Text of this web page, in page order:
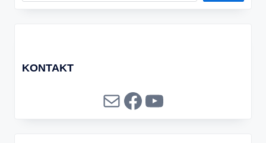
KONTAKT
MailFacebook
YouTube